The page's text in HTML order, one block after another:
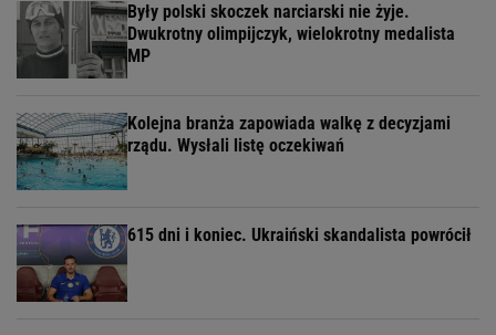
Były polski skoczek narciarski nie żyje.
Dwukrotny olimpijczyk, wielokrotny medalista
MP
Kolejna branża zapowiada walkę z decyzjami
rządu. Wysłali listę oczekiwań
615 dni i koniec. Ukraiński skandalista powrócił